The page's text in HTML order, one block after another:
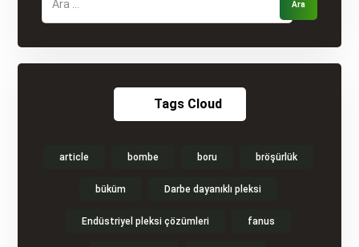
Tags Cloud
article bombe boru bröşürlük
büküm Darbe dayanıklı pleksi
Endüstriyel pleksi çözümleri fanus